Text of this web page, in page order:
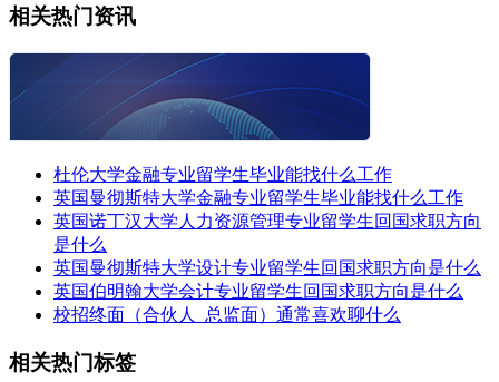
相关热门资讯
杜伦大学金融专业留学生毕业能找什么工作
英国曼彻斯特大学金融专业留学生毕业能找什么工作
英国诺丁汉大学人力资源管理专业留学生回国求职方向
是什么
英国曼彻斯特大学设计专业留学生回国求职方向是什么
英国伯明翰大学会计专业留学生回国求职方向是什么
校招终面（合伙人_总监面）通常喜欢聊什么
相关热门标签